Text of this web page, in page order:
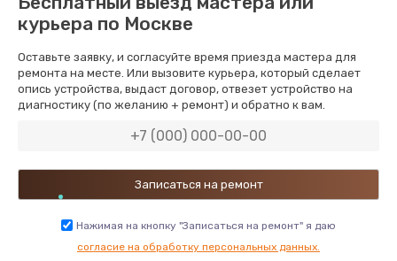
курьера по Москве
Оставьте заявку, и согласуйте время приезда мастера для
ремонта на месте. Или вызовите курьера, который сделает
опись устройства, выдаст договор, отвезет устройство на
диагностику (по желанию + ремонт) и обратно к вам.
Нажимая на кнопку "Записаться на ремонт" я даю
согласие на обработку персональных данных.